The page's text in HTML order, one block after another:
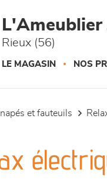
L'Ameublier
Rieux (56)
LE MAGASIN NOS
et fauteuils